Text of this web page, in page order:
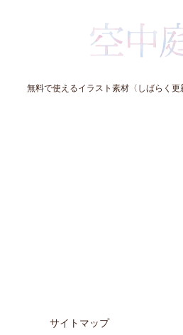
無料で使えるイラスト素材〈しばらく更
サイトマップ